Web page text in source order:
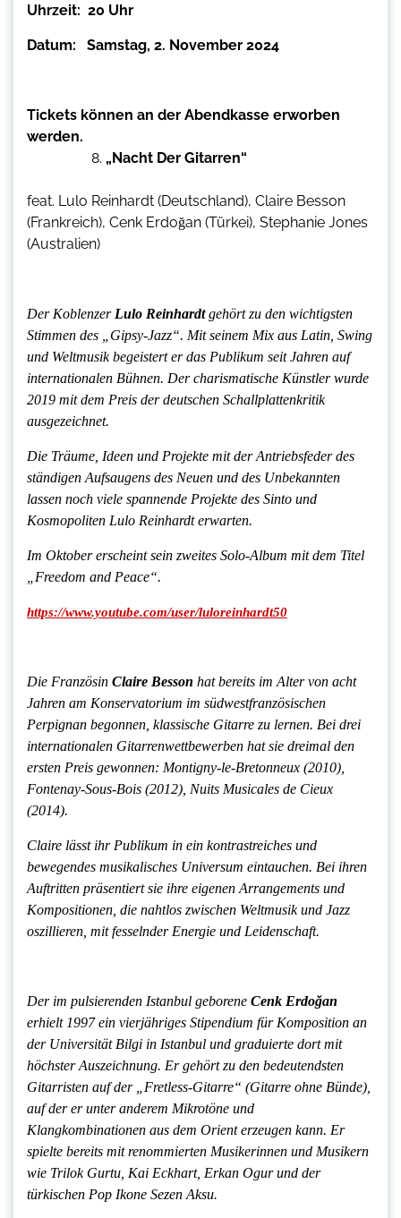
Uhrzeit: 20 Uhr
Datum: Samstag, 2. November 2024
Tickets können an der Abendkasse erworben
werden.
„Nacht Der Gitarren“
feat. Lulo Reinhardt (Deutschland), Claire Besson
(Frankreich), Cenk Erdoğan (Türkei), Stephanie Jones
(Australien)
Der KoblenzerLulo Reinhardtgehört zu den wichtigsten
Stimmen des „Gipsy-Jazz“. Mit seinem Mix aus Latin, Swing
und Weltmusik begeistert er das Publikum seit Jahren auf
internationalen Bühnen. Der charismatische Künstler wurde
2019 mit dem Preis der deutschen Schallplattenkritik
ausgezeichnet.
Die Träume, Ideen und Projekte mit der Antriebsfeder des
ständigen Aufsaugens des Neuen und des Unbekannten
lassen noch viele spannende Projekte des Sinto und
Kosmopoliten Lulo Reinhardt erwarten.
Im Oktober erscheint sein zweites Solo-Album mit dem Titel
„Freedom and Peace“.
https://www.youtube.com/user/luloreinhardt50
Die Französin Claire Besson hat bereits im Alter von acht
Jahren am Konservatorium im südwestfranzösischen
Perpignan begonnen, klassische Gitarre zu lernen. Bei drei
internationalen Gitarrenwettbewerben hat sie dreimal den
ersten Preis gewonnen: Montigny-le-Bretonneux (2010),
Fontenay-Sous-Bois (2012), Nuits Musicales de Cieux
(2014).
Claire lässt ihr Publikum in ein kontrastreiches und
bewegendes musikalisches Universum eintauchen. Bei ihren
Auftritten präsentiert sie ihre eigenen Arrangements und
Kompositionen, die nahtlos zwischen Weltmusik und Jazz
oszillieren, mit fesselnder Energie und Leidenschaft.
Der im pulsierenden Istanbul geborene Cenk Erdoğan
erhielt 1997 ein vierjähriges Stipendium für Komposition an
der Universität Bilgi in Istanbul und graduierte dort mit
höchster Auszeichnung. Er gehört zu den bedeutendsten
Gitarristen auf der „Fretless-Gitarre“ (Gitarre ohne Bünde),
auf der er unter anderem Mikrotöne und
Klangkombinationen aus dem Orient erzeugen kann. Er
spielte bereits mit renommierten Musikerinnen und Musikern
wie Trilok Gurtu, Kai Eckhart, Erkan Ogur und der
türkischen Pop Ikone Sezen Aksu.